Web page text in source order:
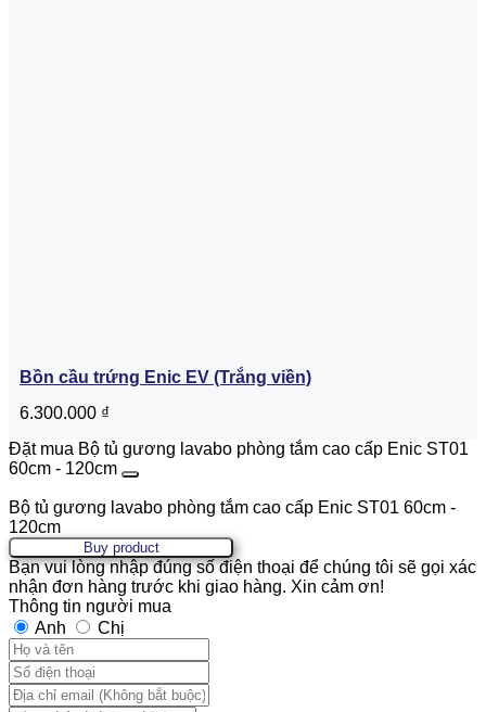
Bồn cầu trứng Enic EV (Trắng viền)
6.300.000 ₫
Đặt mua Bộ tủ gương lavabo phòng tắm cao cấp Enic ST01
60cm - 120cm
Bộ tủ gương lavabo phòng tắm cao cấp Enic ST01 60cm -
120cm
Buy product
Bạn vui lòng nhập đúng số điện thoại để chúng tôi sẽ gọi xác
nhận đơn hàng trước khi giao hàng. Xin cảm ơn!
Thông tin người mua
Anh
Chị